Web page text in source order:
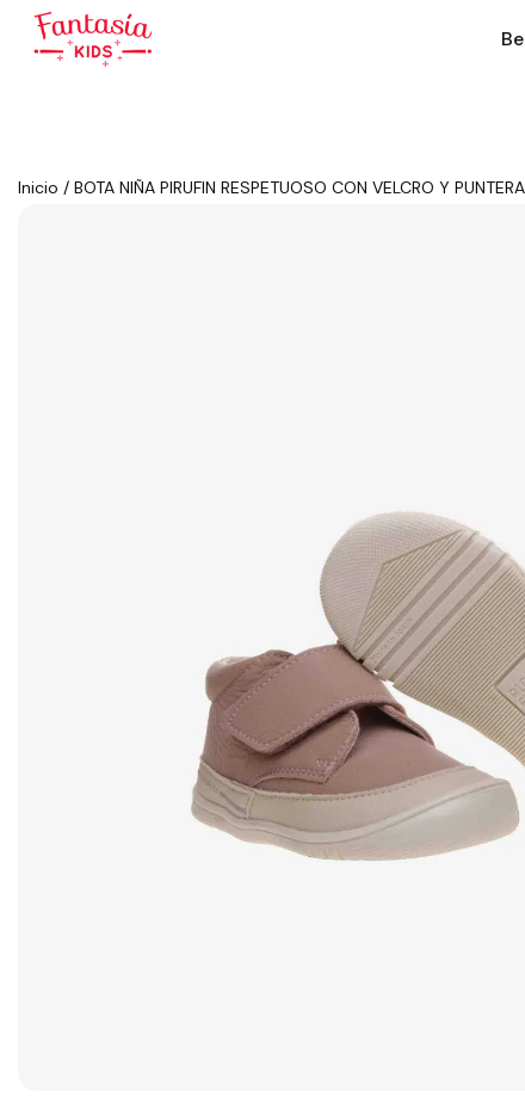
Inicio / BOTA NIÑA PIRUFIN RESPETUOSO CON VELCRO Y